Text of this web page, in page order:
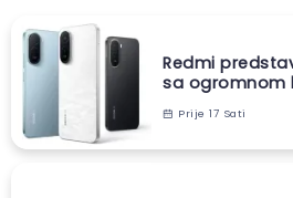
Redmi
sa ogromnom
Prije 17 Sati